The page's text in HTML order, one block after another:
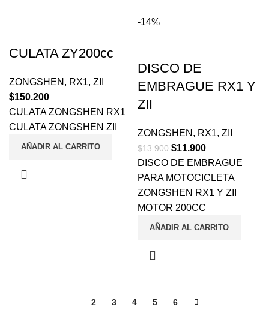
CULATA ZY200cc
ZONGSHEN , RX1, ZII
$150.200
CULATA ZONGSHEN RX1
CULATA ZONGSHEN ZII
AÑADIR AL CARRITO
-14%
DISCO DE
EMBRAGUE RX1 Y
ZII
ZONGSHEN , RX1, ZII
$13.900 $11.900
DISCO DE EMBRAGUE
PARA MOTOCICLETA
ZONGSHEN RX1 Y ZII
MOTOR 200CC
AÑADIR AL CARRITO
2 3 4 5 6